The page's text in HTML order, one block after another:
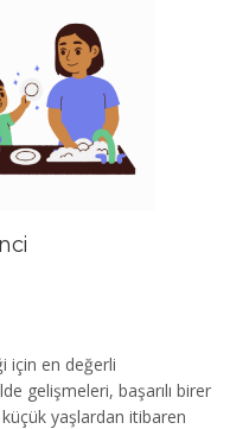
için en değerli
gelişmeleri, başarılı birer
yaşlardan itibaren